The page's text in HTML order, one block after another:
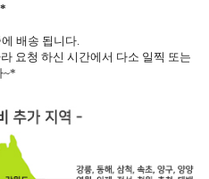
배송 됩니다
요청 하신 시간에서 다소 일찍 또는
~*